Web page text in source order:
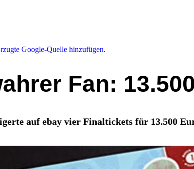
Google-Quelle hinzufügen.
Fan:
auf ebay vier Finaltickets für 13.500